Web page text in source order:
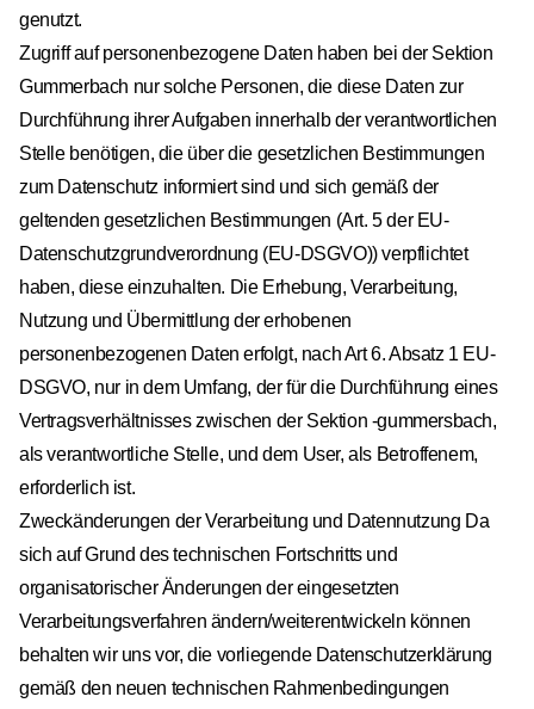
genutzt.
Zugriff auf personenbezogene Daten haben bei der Sektion
Gummerbach nur solche Personen, die diese Daten zur
Durchführung ihrer Aufgaben innerhalb der verantwortlichen
Stelle benötigen, die über die gesetzlichen Bestimmungen
zum Datenschutz informiert sind und sich gemäß der
geltenden gesetzlichen Bestimmungen (Art. 5 der EU-
Datenschutzgrundverordnung (EU-DSGVO)) verpflichtet
haben, diese einzuhalten. Die Erhebung, Verarbeitung,
Nutzung und Übermittlung der erhobenen
personenbezogenen Daten erfolgt, nach Art 6. Absatz 1 EU-
DSGVO, nur in dem Umfang, der für die Durchführung eines
Vertragsverhältnisses zwischen der Sektion -gummersbach,
als verantwortliche Stelle, und dem User, als Betroffenem,
erforderlich ist.
Zweckänderungen der Verarbeitung und Datennutzung Da
sich auf Grund des technischen Fortschritts und
organisatorischer Änderungen der eingesetzten
Verarbeitungsverfahren ändern/weiterentwickeln können
behalten wir uns vor, die vorliegende Datenschutzerklärung
gemäß den neuen technischen Rahmenbedingungen